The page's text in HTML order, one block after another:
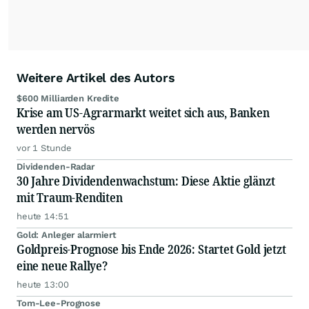
Weitere Artikel des Autors
$600 Milliarden Kredite
Krise am US-Agrarmarkt weitet sich aus, Banken
werden nervös
vor 1 Stunde
Dividenden-Radar
30 Jahre Dividendenwachstum: Diese Aktie glänzt
mit Traum-Renditen
heute 14:51
Gold: Anleger alarmiert
Goldpreis-Prognose bis Ende 2026: Startet Gold jetzt
eine neue Rallye?
heute 13:00
Tom-Lee-Prognose